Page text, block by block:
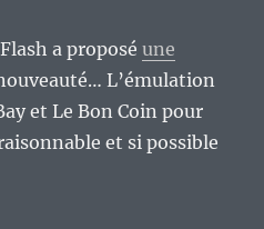
a proposé une
L’émulation
et Le Bon Coin pour
et si possible